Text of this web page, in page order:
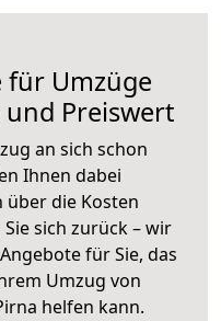
für Umzüge
Preiswert
an sich schon
Ihnen dabei
über die Kosten
sich zurück – wir
für Sie, das
Umzug von
helfen kann.